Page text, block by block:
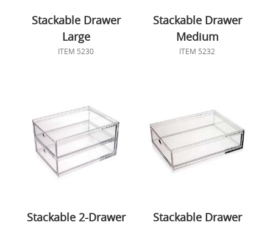
Stackable Drawer
Large
ITEM 5230
Stackable Drawer
Medium
ITEM 5232
Stackable 2-Drawer
Stackable Drawer